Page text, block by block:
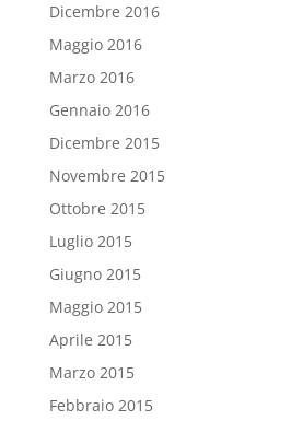
Dicembre 2016
Maggio 2016
Marzo 2016
Gennaio 2016
Dicembre 2015
Novembre 2015
Ottobre 2015
Luglio 2015
Giugno 2015
Maggio 2015
Aprile 2015
Marzo 2015
Febbraio 2015